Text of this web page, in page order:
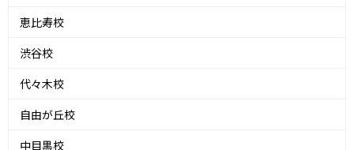
恵比寿校
渋谷校
代々木校
自由が丘校
中目黒校